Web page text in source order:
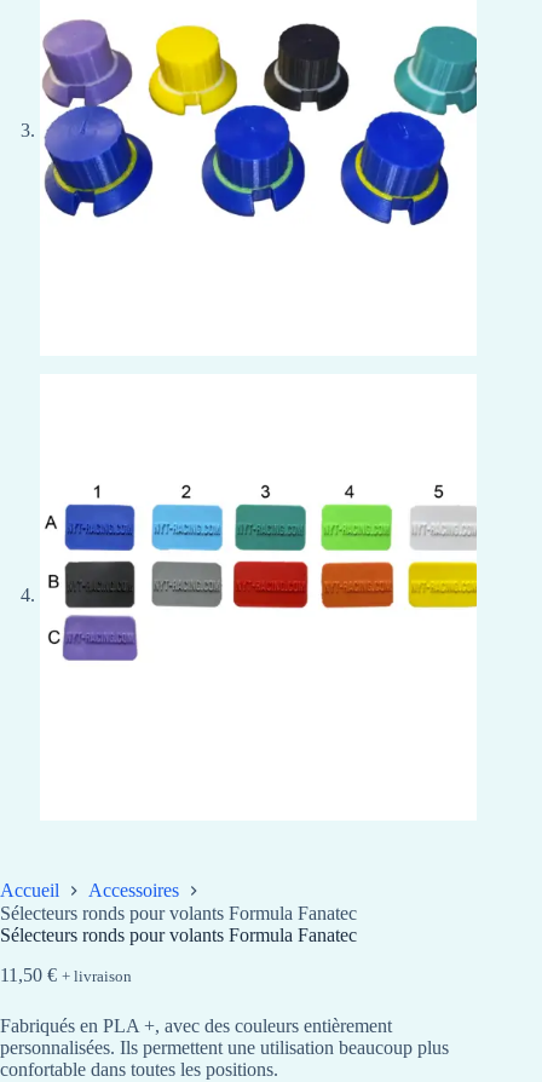
Accueil
Accessoires
Sélecteurs ronds pour volants Formula Fanatec
Sélecteurs ronds pour volants Formula Fanatec
11,50 € + livraison
Fabriqués en PLA +, avec des couleurs entièrement
personnalisées. Ils permettent une utilisation beaucoup plus
confortable dans toutes les positions.